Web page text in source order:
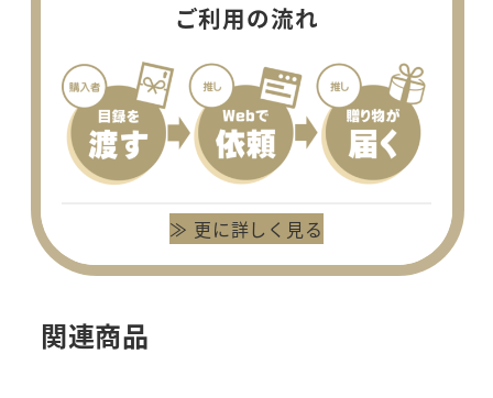
ご利用の流れ
≫ 更に詳しく見る
関連商品